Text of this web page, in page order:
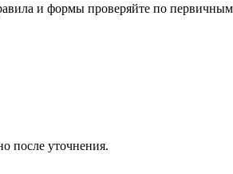
и формы проверяйте по
после уточнения.